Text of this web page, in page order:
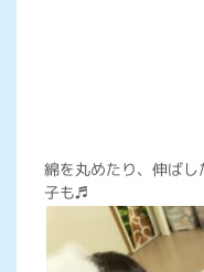
綿を丸めたり、伸ば
子も♬